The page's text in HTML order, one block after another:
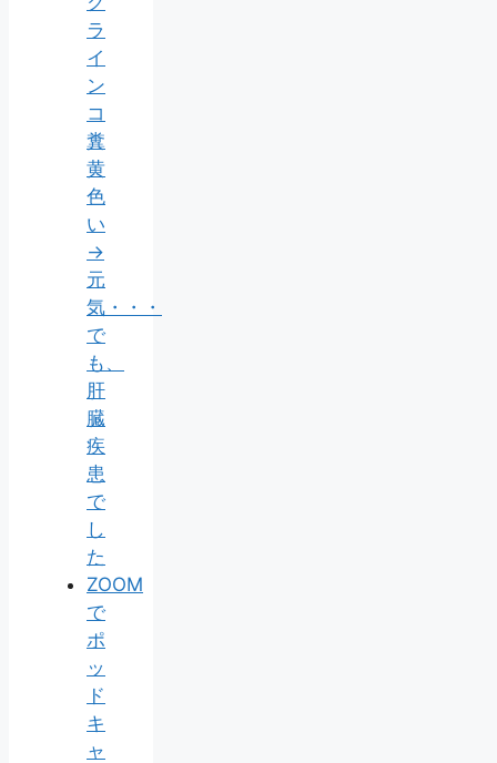
ラ
イ
ン
コ
糞
黄
色
い
→
元
気・・・
で
も、
肝
臓
疾
患
で
し
た
ZOOM
で
ポ
ッ
ド
キ
ャ